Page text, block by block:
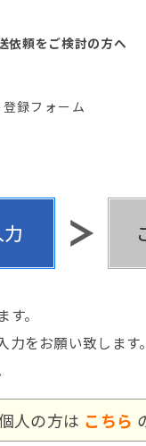
依頼をご検討の方へ
録フォーム
。
をお願い致します。
人の方は こちら